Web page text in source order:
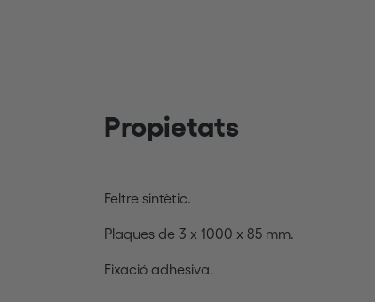
Propietats
Feltre sintètic.
Plaques de 3 x 1000 x 85 mm.
Fixació adhesiva.